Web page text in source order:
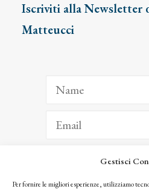
Gestisci
Per fornire le migliori esperienze, utilizziamo
Iscriviti alla Newsletter
Matteucci